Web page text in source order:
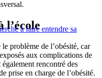
à faire entendre sa
l’école
problème de l’obésité, car
aux complications de
rencontré des
prise en charge de l’obésité.